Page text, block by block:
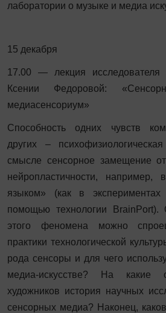
лаборатории о музыке и медиа
15 декабря
17.00 — лекция исследователя
Ксении Федоровой:
медиасенсориум»
Способность одних чувств
других –
смысле сенсорное замещение
нейропластичности, например,
языком» (как в
помощью технологии BrainPort).
этого феномена можно
практики технологической
рода сенсоры и для чего
медиа-искусстве? На какие
художников история научных
сенсорных медиа? Наконец,